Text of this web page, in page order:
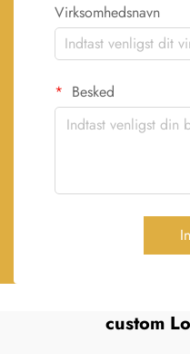
Virksomhedsnavn
Besked
custom